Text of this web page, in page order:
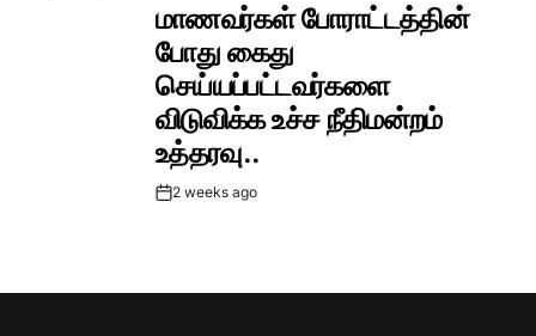
மாணவர்கள் போராட்டத்தின்
போது கைது
செய்யப்பட்டவர்களை
விடுவிக்க உச்ச நீதிமன்றம்
உத்தரவு..
Post2 weeks ago